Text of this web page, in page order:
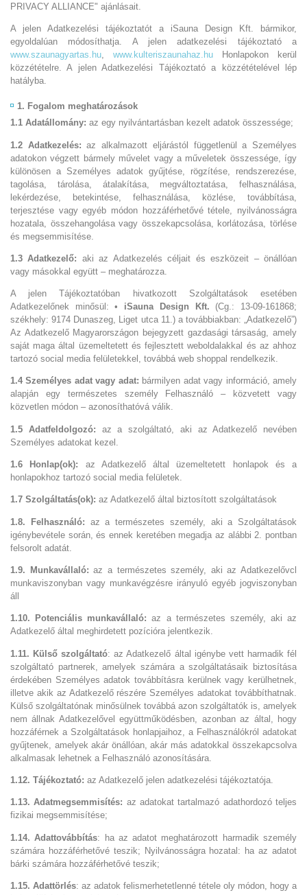
PRIVACY ALLIANCE" ajánlásait.
A jelen Adatkezelési tájékoztatót a iSauna Design Kft. bármikor,
egyoldalúan módosíthatja. A jelen adatkezelési tájékoztató a
www.szaunagyartas.hu
www.kulteriszaunahaz.hu Honlapokon kerül
közzétételre. A jelen Adatkezelési Tájékoztató a közzétételével lép
hatályba.
1. Fogalom meghatározások
1.1 Adatállomány: az egy nyilvántartásban kezelt adatok összessége;
1.2 Adatkezelés: az alkalmazott eljárástól függetlenül a Személyes
adatokon végzett bármely művelet vagy a műveletek összessége, így
különösen a Személyes adatok gyűjtése, rögzítése, rendszerezése,
tagolása, tárolása, átalakítása, megváltoztatása, felhasználása,
lekérdezése, betekintése, felhasználása, közlése, továbbítása,
terjesztése vagy egyéb módon hozzáférhetővé tétele, nyilvánosságra
hozatala, összehangolása vagy összekapcsolása, korlátozása, törlése
és megsemmisítése.
1.3 Adatkezelő: aki az Adatkezelés céljait és eszközeit – önállóan
vagy másokkal együtt – meghatározza.
A jelen Tájékoztatóban hivatkozott Szolgáltatások esetében
Adatkezelőnek minősül: • iSauna Design Kft. (Cg.: 13-09-161868;
székhely: 9174 Dunaszeg, Liget utca 11.) a továbbiakban: „Adatkezelő”)
Az Adatkezelő Magyarországon bejegyzett gazdasági társaság, amely
saját maga által üzemeltetett és fejlesztett weboldalakkal és az ahhoz
tartozó social media felületekkel, továbbá web shoppal rendelkezik.
1.4 Személyes adat vagy adat: bármilyen adat vagy információ, amely
alapján egy természetes személy Felhasználó – közvetett vagy
közvetlen módon – azonosíthatóvá válik.
1.5 Adatfeldolgozó: az a szolgáltató, aki az Adatkezelő nevében
Személyes adatokat kezel.
1.6 Honlap(ok): az Adatkezelő által üzemeltetett honlapok és a
honlapokhoz tartozó social media felületek.
1.7 Szolgáltatás(ok): az Adatkezelő által biztosított szolgáltatások
1.8. Felhasználó: az a természetes személy, aki a Szolgáltatások
igénybevétele során, és ennek keretében megadja az alábbi 2. pontban
felsorolt adatát.
1.9. Munkavállaló: az a természetes személy, aki az Adatkezelővcl
munkaviszonyban vagy munkavégzésre irányuló egyéb jogviszonyban
áll
1.10. Potenciális munkavállaló: az a természetes személy, aki az
Adatkezelő által meghirdetett pozícióra jelentkezik.
1.11. Külső szolgáltató: az Adatkezelő által igénybe vett harmadik fél
szolgáltató partnerek, amelyek számára a szolgáltatásaik biztosítása
érdekében Személyes adatok továbbításra kerülnek vagy kerülhetnek,
illetve akik az Adatkezelő részére Személyes adatokat továbbíthatnak.
Külső szolgáltatónak minősülnek továbbá azon szolgáltatók is, amelyek
nem állnak Adatkezelővel együttműködésben, azonban az által, hogy
hozzáférnek a Szolgáltatások honlapjaihoz, a Felhasználókról adatokat
gyűjtenek, amelyek akár önállóan, akár más adatokkal összekapcsolva
alkalmasak lehetnek a Felhasználó azonosítására.
1.12. Tájékoztató: az Adatkezelő jelen adatkezelési tájékoztatója.
1.13. Adatmegsemmisítés: az adatokat tartalmazó adathordozó teljes
fizikai megsemmisítése;
1.14. Adattovábbítás: ha az adatot meghatározott harmadik személy
számára hozzáférhetővé teszik; Nyilvánosságra hozatal: ha az adatot
bárki számára hozzáférhetővé teszik;
1.15. Adattörlés: az adatok felismerhetetlenné tétele oly módon, hogy a